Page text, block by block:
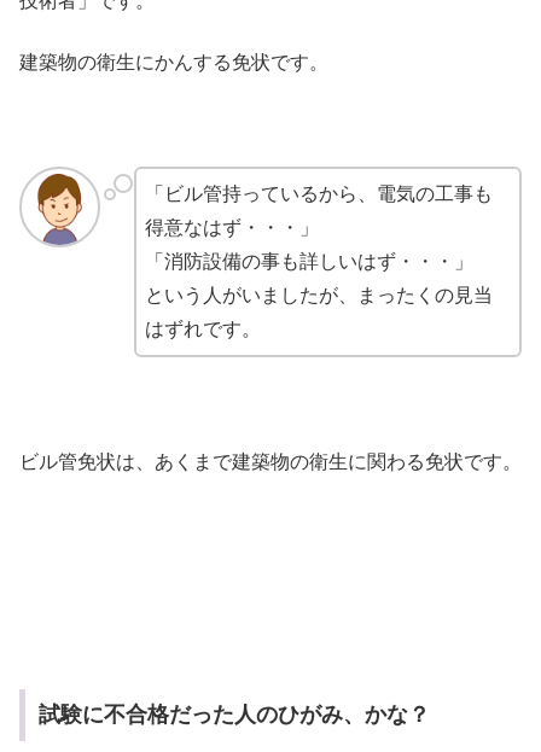
建築物の衛生にかんする免状です。
「ビル管持っているから、電気の工事も
得意なはず・・・」
「消防設備の事も詳しいはず・・・」
という人がいましたが、まったくの見当
はずれです。
ビル管免状は、あくまで建築物の衛生に関わる免状です。
試験に不合格だった人のひがみ、かな？